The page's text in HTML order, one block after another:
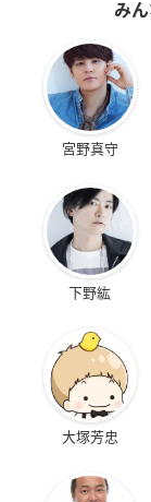
み
宮野真守
下野紘
大塚芳忠